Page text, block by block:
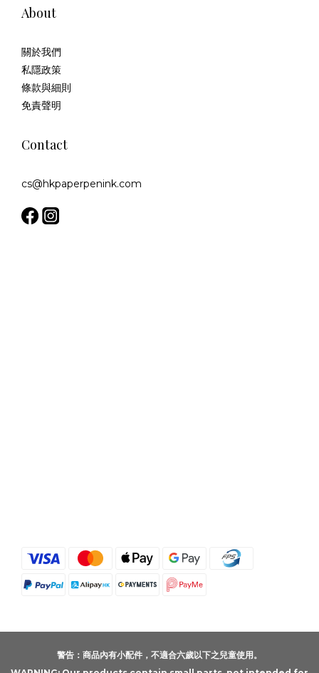
About
關於我們
私隱政策
條款與細則
免責聲明
Contact
cs@hkpaperpenink.com
警告：商品內有小配件，不適合六歲以下之兒童使用。